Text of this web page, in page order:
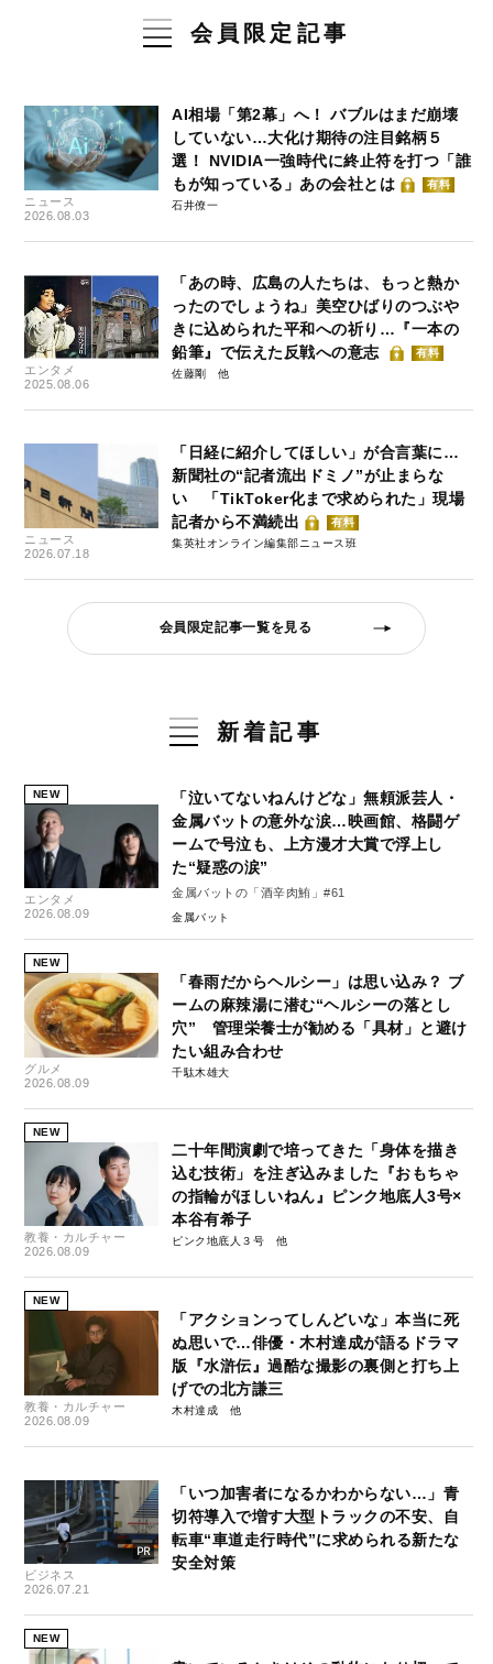
会員限定記事
ニュース
2026.08.03
AI相場「第2幕」へ！ バブルはまだ崩壊
していない…大化け期待の注目銘柄５
選！ NVIDIA一強時代に終止符を打つ「誰
もが知っている」あの会社とは
有料
石井僚一
エンタメ
2025.08.06
「あの時、広島の人たちは、もっと熱か
ったのでしょうね」美空ひばりのつぶや
きに込められた平和への祈り…『一本の
鉛筆』で伝えた反戦への意志
有料
佐藤剛
ニュース
2026.07.18
「日経に紹介してほしい」が合言葉に…
新聞社の“記者流出ドミノ”が止まらな
い 「TikToker化まで求められた」現場
記者から不満続出
有料
集英社オンライン編集部ニュース班
会員限定記事一覧を見る
新着記事
NEW
エンタメ
2026.08.09
「泣いてないねんけどな」無頼派芸人・
金属バットの意外な涙…映画館、格闘ゲ
ームで号泣も、上方漫才大賞で浮上し
た“疑惑の涙”
金属バットの「酒辛肉鮪」#61
金属バット
NEW
グルメ
2026.08.09
「春雨だからヘルシー」は思い込み？ ブ
ームの麻辣湯に潜む“ヘルシーの落とし
穴” 管理栄養士が勧める「具材」と避け
たい組み合わせ
千駄木雄大
NEW
教養・カルチャー
2026.08.09
二十年間演劇で培ってきた「身体を描き
込む技術」を注ぎ込みました『おもちゃ
の指輪がほしいねん』ピンク地底人3号×
本谷有希子
ピンク地底人３号
NEW
教養・カルチャー
2026.08.09
「アクションってしんどいな」本当に死
ぬ思いで…俳優・木村達成が語るドラマ
版『水滸伝』過酷な撮影の裏側と打ち上
げでの北方謙三
木村達成
ビジネス
2026.07.21
「いつ加害者になるかわからない…」青
切符導入で増す大型トラックの不安、自
転車“車道走行時代”に求められる新たな
安全対策
NEW